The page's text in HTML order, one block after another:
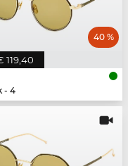
119,40
40 %
- 4